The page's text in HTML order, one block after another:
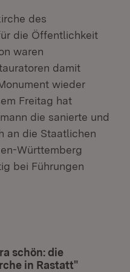
des
die Öffentlichkeit
waren
damit
wieder
Freitag hat
die sanierte und
an die Staatlichen
Württemberg
bei Führungen
schön: die
in Rastatt"